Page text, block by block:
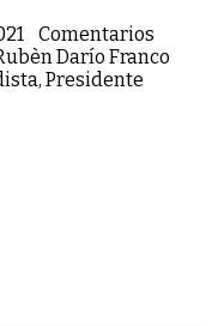
Comentarios
Darío Franco
Presidente